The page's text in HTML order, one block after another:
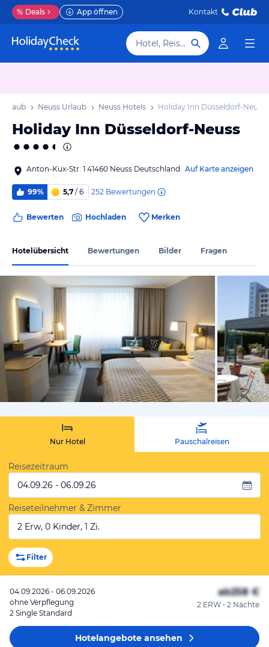
% Deals App öffnen Kontakt
Hotel, Reiseziel
Neuss Urlaub Neuss Hotels Holiday Inn Düsseldorf-Neuss
Holiday Inn Düsseldorf-Neuss
Anton-Kux-Str. 1 41460 Neuss Deutschland Auf Karte anzeigen
99% 5,7 / 6 252 Bewertungen
Bewerten Hochladen Merken
Hotelübersicht Bewertungen Bilder Fragen
vom
Nur Hotel Pauschalreisen
Reisezeitraum
04.09.26 - 06.09.26
Reiseteilnehmer & Zimmer
2 Erw, 0 Kinder, 1 Zi.
Filter
04.09.2026 - 06.09.2026
ohne Verpflegung
2 Single Standard
ab258 €
2 ERW • 2 Nächte
Hotelangeboteansehen